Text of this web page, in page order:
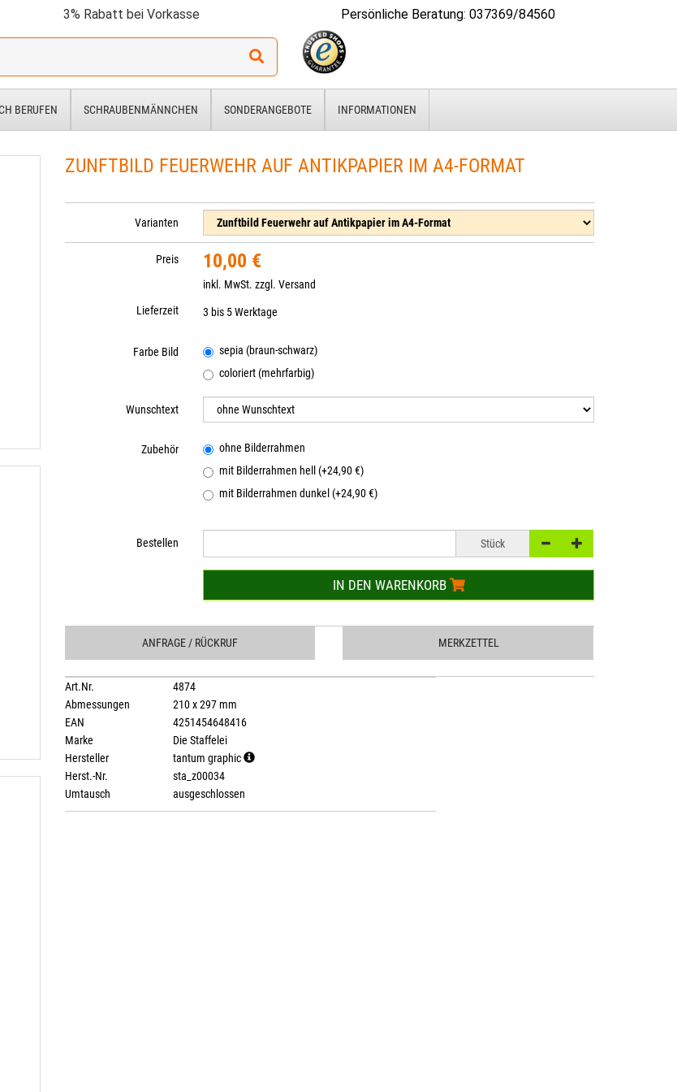
3% Rabatt bei Vorkasse Persönliche Beratung: 037369/84560
BERUFEN SCHRAUBENMÄNNCHEN SONDERANGEBOTE INFORMATIONEN
ZUNFTBILD FEUERWEHR AUF ANTIKPAPIER IM A4-FORMAT
Varianten
Preis 10,00 €
inkl. MwSt. zzgl.Versand
Lieferzeit
3 bis 5 Werktage
Farbe Bild
sepia (braun-schwarz)
coloriert (mehrfarbig)
Wunschtext
Zubehör
ohne Bilderrahmen
mit Bilderrahmen hell (+24,90 €)
mit Bilderrahmen dunkel (+24,90 €)
Bestellen Stück
IN DEN WARENKORB
ANFRAGE / RÜCKRUF MERKZETTEL
Art.Nr.
4874
Abmessungen
210 x 297 mm
EAN
4251454648416
Marke
Die Staffelei
Hersteller
tantum graphic
Herst.-Nr.
sta_z00034
Umtausch
ausgeschlossen